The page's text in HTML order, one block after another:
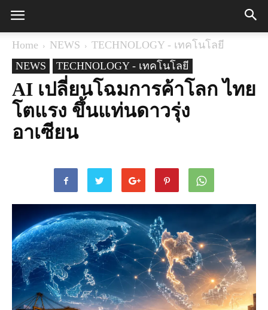
Home NEWS
TECHNOLOGY - เทคโนโลยี
NEWS
TECHNOLOGY - เทคโนโลยี
AI เปลี่ยนโฉมการค้าโลก ไทย
โตแรง ขึ้นแท่นดาวรุ่ง
อาเซียน